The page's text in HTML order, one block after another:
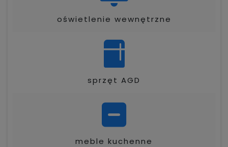
oświetlenie wewnętrzne
sprzęt AGD
meble kuchenne